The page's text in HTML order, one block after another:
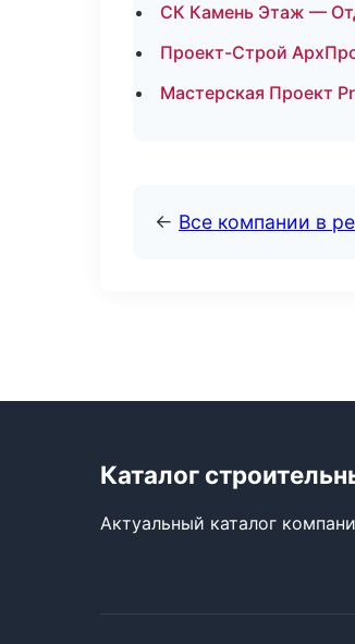
СК Камень Этаж —
Проект-Строй
Мастерская Проект
← Все компании в
Каталог
Актуальный каталог